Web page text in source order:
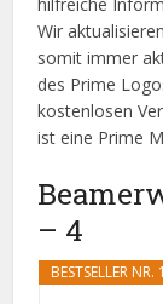
Wir
somit immer
des Prime
kostenlosen
ist eine Prime
– 4
BESTSELLER NR. 1